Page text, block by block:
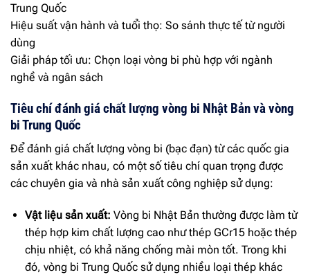
Trung Quốc
Hiệu suất vận hành và tuổi thọ: So sánh thực tế từ người
dùng
Giải pháp tối ưu: Chọn loại vòng bi phù hợp với ngành
nghề và ngân sách
Tiêu chí đánh giá chất lượng vòng bi Nhật Bản và vòng
bi Trung Quốc
Để đánh giá chất lượng vòng bi (bạc đạn) từ các quốc gia
sản xuất khác nhau, có một số tiêu chí quan trọng được
các chuyên gia và nhà sản xuất công nghiệp sử dụng:
Vật liệu sản xuất: Vòng bi Nhật Bản thường được làm từ
thép hợp kim chất lượng cao như thép GCr15 hoặc thép
chịu nhiệt, có khả năng chống mài mòn tốt. Trong khi
đó, vòng bi Trung Quốc sử dụng nhiều loại thép khác